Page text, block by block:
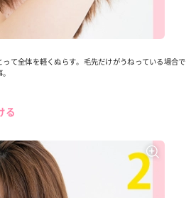
て全体を軽くぬらす。毛先だけがうねっている場合で
る